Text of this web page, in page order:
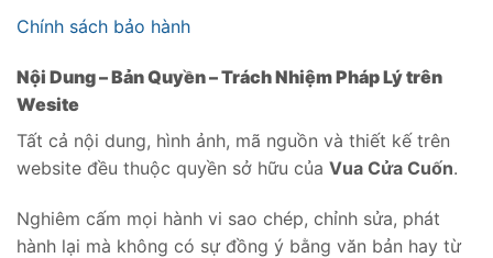
Chính sách bảo hành
Nội Dung – Bản Quyền – Trách Nhiệm Pháp Lý trên
Wesite
Tất cả nội dung, hình ảnh, mã nguồn và thiết kế trên
website đều thuộc quyền sở hữu của Vua Cửa Cuốn.
Nghiêm cấm mọi hành vi sao chép, chỉnh sửa, phát
hành lại mà không có sự đồng ý bằng văn bản hay từ